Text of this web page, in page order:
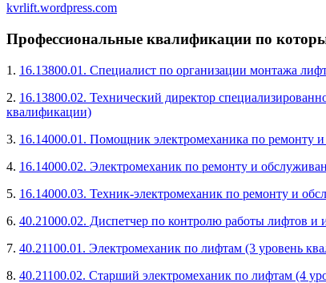
kvrlift.wordpress.com
Профессиональные квалификации по
1. 16.13800.01. Специалист по организации монтажа
2. 16.13800.02. Технический директор
квалификации)
3. 16.14000.01. Помощник электромеханика по ремонту
4. 16.14000.02. Электромеханик по ремонту и
5. 16.14000.03. Техник-электромеханик по ремонту и
6. 40.21000.02. Диспетчер по контролю работы лифтов
7. 40.21100.01. Электромеханик по лифтам (3 уровень
8. 40.21100.02. Старший электромеханик по лифтам (4